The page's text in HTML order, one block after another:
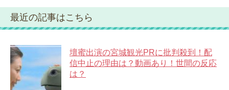
最近の記事はこちら
壇蜜出演の宮城観光PRに批判殺到！配
信中止の理由は？動画あり！世間の反応
は？